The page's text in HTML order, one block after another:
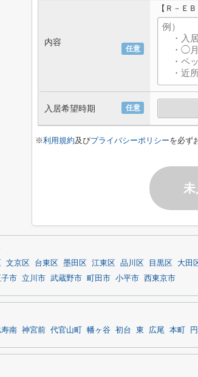
任意
内容
【Ｒ－Ｅ
任意
入居希望時期
※利用規約及びプライバシーポリシーを必ず
文京区 台東区 墨田区 江東区 品川区 目黒区 大田
子市 立川市 武蔵野市 町田市 小平市 西東京市
南 神宮前 代官山町 幡ヶ谷 初台 東 広尾 本町